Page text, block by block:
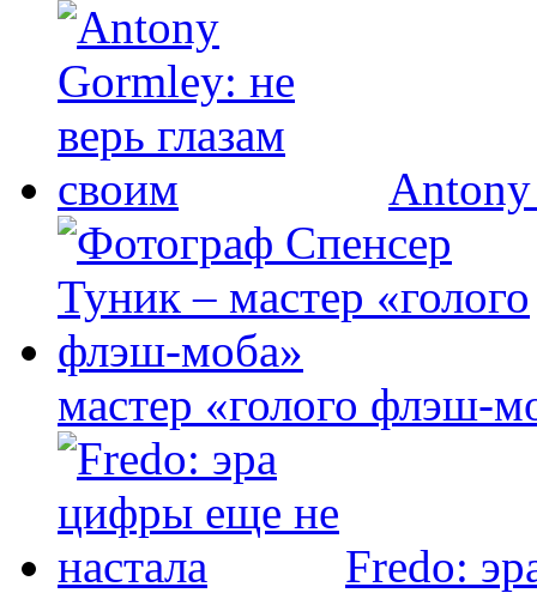
Antony
мастер «голого флэш-
Fredo: